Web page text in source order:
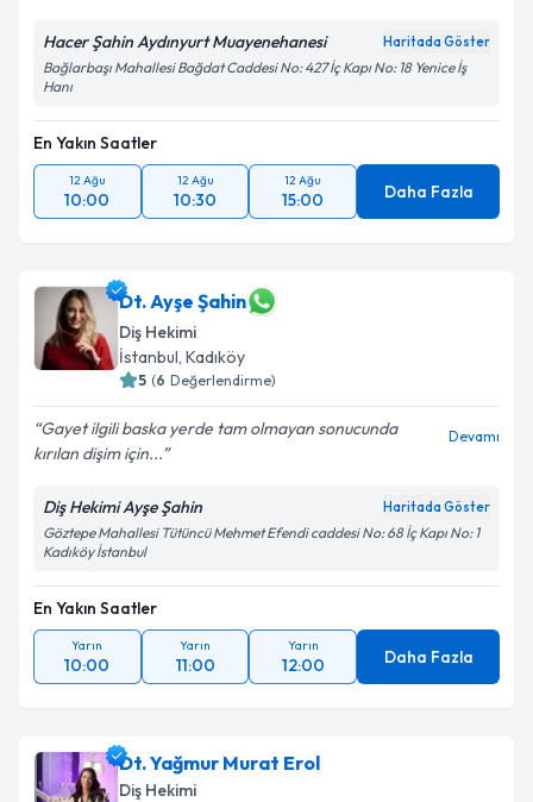
Hacer Şahin Aydınyurt Muayenehanesi Haritada Göster
Bağlarbaşı Mahallesi Bağdat Caddesi No: 427 İç Kapı No: 18 Yenice İş
Hanı
En Yakın Saatler
12 Ağu
10:00
12 Ağu
10:30
12 Ağu
15:00 Daha Fazla
Dt. Ayşe Şahin
Diş Hekimi
İstanbul, Kadıköy
5 (6 Değerlendirme)
Gayet ilgili baska yerde tam olmayan sonucunda
kırılan dişim için...
Devamı
Diş Hekimi Ayşe Şahin Haritada Göster
Göztepe Mahallesi Tütüncü Mehmet Efendi caddesi No: 68 İç Kapı No: 1
Kadıköy İstanbul
En Yakın Saatler
Yarın
10:00
Yarın
11:00
Yarın
12:00 Daha Fazla
Dt. Yağmur Murat Erol
Diş Hekimi